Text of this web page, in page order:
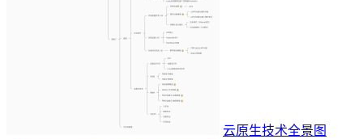
云原生技术全景图